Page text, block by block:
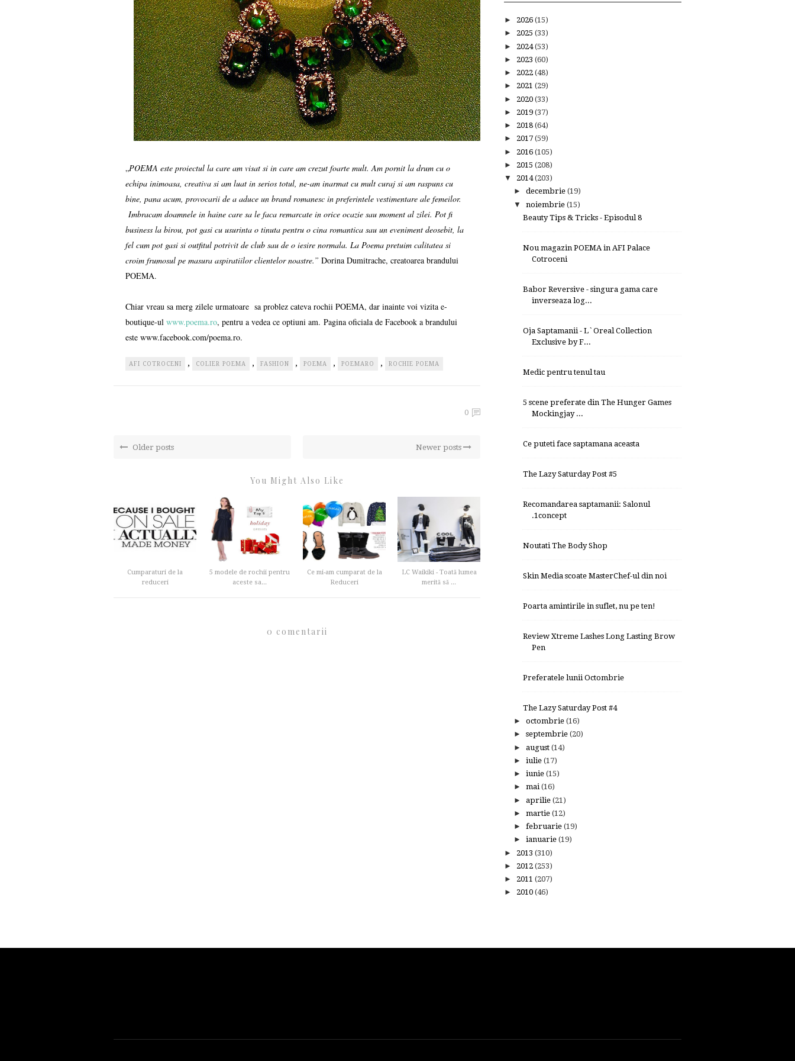
„POEMA este proiectul la care am visat si in care am crezut foarte mult. Am pornit la drum cu o
echipa inimoasa, creativa si am luat in serios totul, ne-am inarmat cu mult curaj si am raspuns cu
bine, pana acum, provocarii de a aduce un brand romanesc in preferintele vestimentare ale femeilor.
Imbracam doamnele in haine care sa le faca remarcate in orice ocazie sau moment al zilei. Pot fi
business la birou, pot gasi cu usurinta o tinuta pentru o cina romantica sau un eveniment deosebit, la
fel cum pot gasi si outfitul potrivit de club sau de o iesire normala. La Poema pretuim calitatea si
croim frumosul pe masura aspiratiilor clientelor noastre.” Dorina Dumitrache, creatoarea brandului
POEMA.
Chiar vreau sa merg zilele urmatoare sa problez cateva rochii POEMA, dar inainte voi vizita e-
boutique-ul www.poema.ro, pentru a vedea ce optiuni am. Pagina oficiala de Facebook a brandului
este www.facebook.com/poema.ro.
AFI COTROCENI , COLIER POEMA , FASHION , POEMA , POEMARO , ROCHIE POEMA
0
Older posts Newer posts
You Might Also Like
Cumparaturi de la
reduceri
5 modele de rochii pentru
aceste sa...
Ce mi-am cumparat de la
Reduceri
LC Waikiki - Toată lumea
merită să ...
0 comentarii
► 2026 (15)
► 2025 (33)
► 2024(53)
► 2023 (60)
► 2022 (48)
► 2021 (29)
► 2020 (33)
► 2019 (37)
► 2018 (64)
► 2017 (59)
► 2016 (105)
► 2015 (208)
▼ 2014(203)
► decembrie (19)
▼ noiembrie (15)
Beauty Tips & Tricks - Episodul 8
Nou magazin POEMA in AFI Palace
Cotroceni
Babor Reversive - singura gama care
inverseaza log...
Oja Saptamanii - L`Oreal Collection
Exclusive by F...
Medic pentru tenul tau
5 scene preferate din The Hunger Games
Mockingjay ...
Ce puteti face saptamana aceasta
The Lazy Saturday Post #5
Recomandarea saptamanii: Salonul
.1concept
Noutati The Body Shop
Skin Media scoate MasterChef-ul din noi
Poarta amintirile in suflet, nu pe ten!
Review Xtreme Lashes Long Lasting Brow
Pen
Preferatele lunii Octombrie
The Lazy Saturday Post #4
► octombrie (16)
► septembrie (20)
► august (14)
► iulie (17)
► iunie (15)
► mai(16)
► aprilie (21)
► martie (12)
► februarie (19)
► ianuarie (19)
► 2013 (310)
► 2012 (253)
► 2011 (207)
► 2010 (46)